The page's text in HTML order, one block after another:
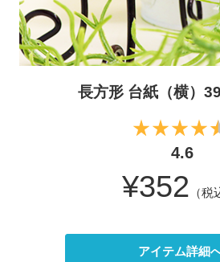
長方形 台紙（横）
4.6
¥352 （税
アイテム詳細